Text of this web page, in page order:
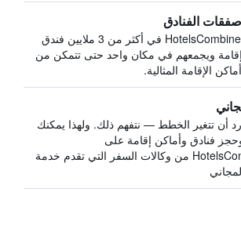
الفنادق
يبحث HotelsCombined في أكثر من 3 ملايين فندق
ويجمعهم في مكان واحد حتى تتمكن من
الإقامة المثالية.
أن تتغير الخطط — نتفهم ذلك. ولهذا يمكنك
فنادق وأماكن إقامة على
HotelsCombined من وكالات السفر التي تقدم خدمة